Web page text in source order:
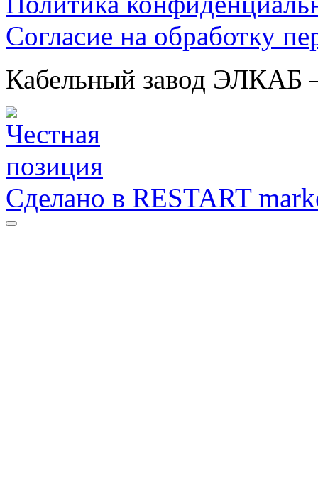
Согласие на обработку
Кабельный завод ЭЛКАБ
Сделано в RESTART